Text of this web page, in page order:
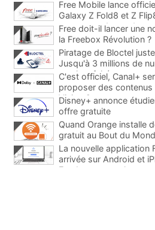
Free Mobile lance
Galaxy Z Fold8 et Z
promos et des cadeaux
Free doit-il lancer une
la Freebox Révolution ?
Piratage de Bloctel
Jusqu'à 3 millions de
auraient fuité
C'est officiel, Canal+
proposer des
Vision 2
Disney+ annonce
offre gratuite
Quand Orange installe
gratuit au Bout du
La nouvelle application
arrivée sur Android et
Freebox, testez la